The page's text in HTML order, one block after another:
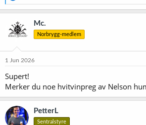
e
a
s
j
e
:
Mc.
Norbrygg-medlem
1 Jun 2026
Supert!
Merker du noe hvitvinpreg av Nelson
PetterL
Sentralstyre